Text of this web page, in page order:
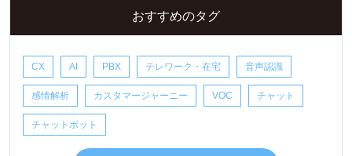
おすすめのタグ
CX AI PBX テレワーク・在宅 音声認識
感情解析 カスタマージャーニー VOC チャット
チャットボット